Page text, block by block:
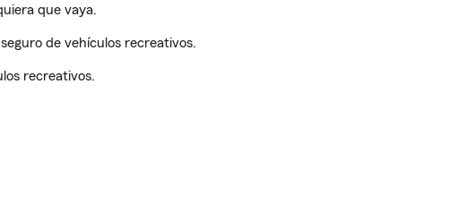
que vaya.
de vehículos recreativos.
recreativos.